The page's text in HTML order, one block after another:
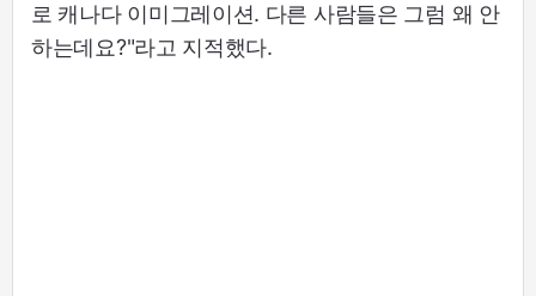
로 캐나다 이미그레이션. 다른 사람들은 그럼 왜 안
하는데요?"라고 지적했다.